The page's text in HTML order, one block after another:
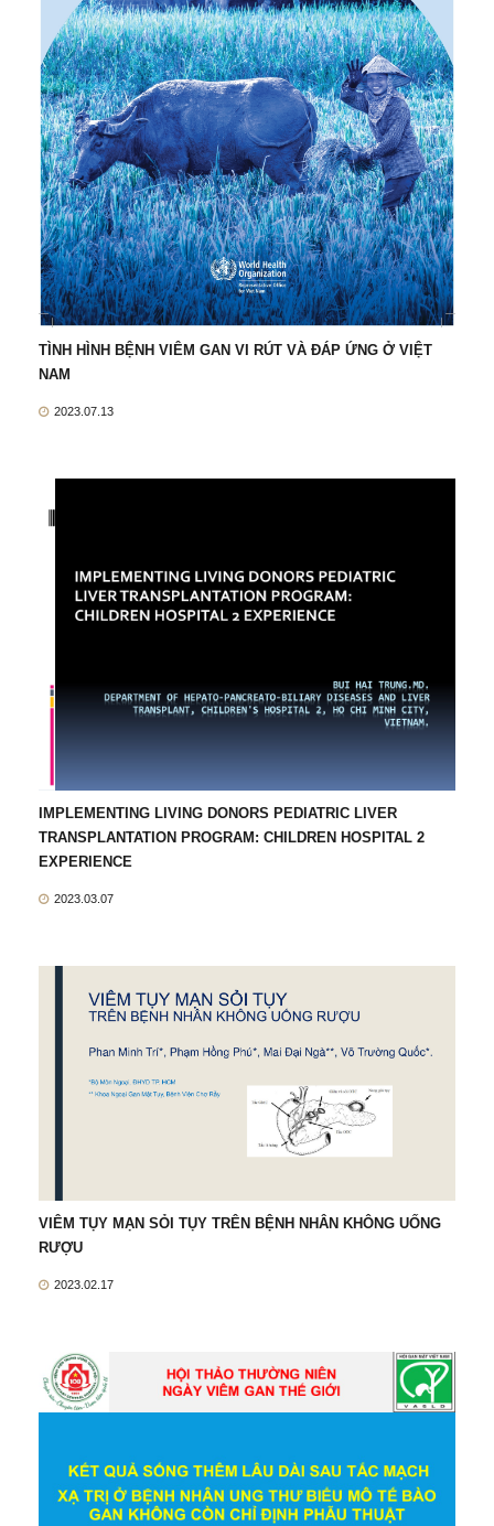
TÌNH HÌNH BỆNH VIÊM GAN VI RÚT VÀ ĐÁP ỨNG Ở VIỆT
NAM
2023.07.13
IMPLEMENTING LIVING DONORS PEDIATRIC LIVER
TRANSPLANTATION PROGRAM: CHILDREN HOSPITAL 2
EXPERIENCE
2023.03.07
VIÊM TỤY MẠN SỎI TỤY TRÊN BỆNH NHÂN KHÔNG UỐNG
RƯỢU
2023.02.17